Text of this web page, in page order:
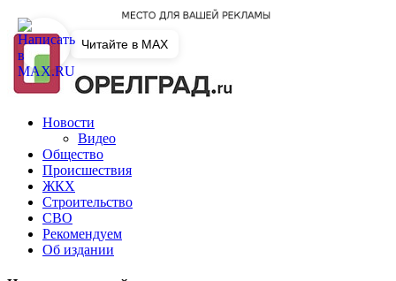
Новости
Видео
Общество
Происшествия
ЖКХ
Строительство
СВО
Рекомендуем
Об издании
Читайте в MAX